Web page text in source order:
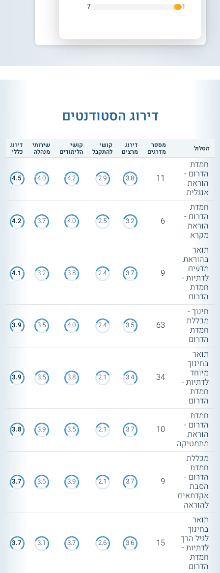
1
7
דירוג הסטודנטים
מסלול מספר
מדרגים
דירוג
מרצים
קושי
להתקבל
קושי
הלימודים
שירותי
מנהלה
דירוג
כללי
חמדת
הדרום -
הוראת
אנגלית
11
3.8
2.9
4.2
4.0
4.5
חמדת
הדרום -
הוראת
מקרא
6
3.2
2.5
4.0
3.7
4.2
תואר
בהוראת
מדעים
לדתיות -
חמדת
הדרום
9
3.7
2.4
3.8
3.2
4.1
חינוך -
מכללת
חמדת
הדרום
63
3.5
2.4
4.0
3.5
3.9
תואר
בחינוך
מיוחד
לדתיות -
חמדת
הדרום
34
3.4
2.1
3.8
3.5
3.9
חמדת
הדרום -
הוראת
מתמטיקה
10
3.7
2.1
3.5
3.9
3.8
מכללת
חמדת
הדרום -
הסבת
אקדמאים
להוראה
9
3.7
2.1
3.9
3.6
3.7
תואר
בחינוך
לגיל הרך
לדתיות -
חמדת
הדרום
15
3.6
2.6
3.7
3.1
3.7